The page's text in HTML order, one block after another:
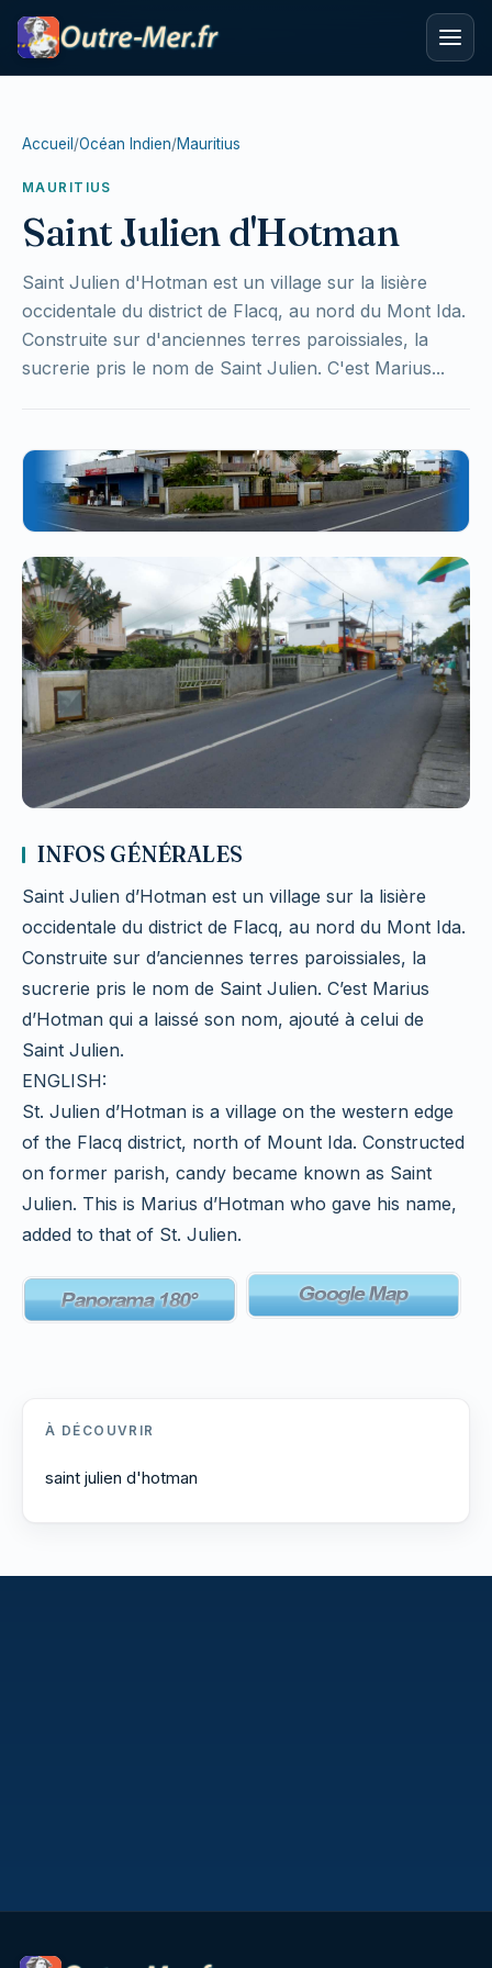
Accueil /Océan Indien/Mauritius
MAURITIUS
Saint Julien d'Hotman
Saint Julien d'Hotman est un village sur la lisière
occidentale du district de Flacq, au nord du Mont Ida.
Construite sur d'anciennes terres paroissiales, la
sucrerie pris le nom de Saint Julien. C'est Marius...
INFOS GÉNÉRALES
Saint Julien d’Hotman est un village sur la lisière
occidentale du district de Flacq, au nord du Mont Ida.
Construite sur d’anciennes terres paroissiales, la
sucrerie pris le nom de Saint Julien. C’est Marius
d’Hotman qui a laissé son nom, ajouté à celui de
Saint Julien.
ENGLISH:
St. Julien d’Hotman is a village on the western edge
of the Flacq district, north of Mount Ida. Constructed
on former parish, candy became known as Saint
Julien. This is Marius d’Hotman who gave his name,
added to that of St. Julien.
À DÉCOUVRIR
saint julien d'hotman